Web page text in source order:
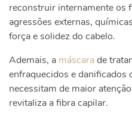
reconstruir internamente os
agressões externas,
força e solidez do cabelo.
Ademais, a máscarade
enfraquecidos e danificados
necessitam de maior
revitaliza a fibra capilar.